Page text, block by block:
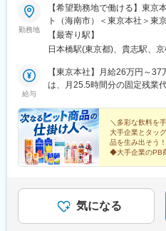
す。
富士フイルムビジネスイノベ
ネットワーク提案等で、お客
田辺営業所には営業2名、サ
女性1名が在籍しています。
■はたらき方
・年間休日123日
・定時9:00-17:30（残業20時
・未経験でも安心の手厚い研
賞与や報奨金をご準備してい
んでいただけます。
勤務地
【希望勤務地で働ける】東京
ト（海南市）＜東京本社＞
さくら通りビル2階┗東京メ
山プラント＞ 和歌山県海南市
馬県中心）を巡る研修を実施
商談や商品開発に向け、定期
【最寄り駅】
日本橋駅(東京都)、貴志駅、
給与
【東京本社】月給26万円～
は、月25.5時間分の固定残業
ます。【和歌山プラント】月
は、月25時間分の固定残業代
業代の超過分は別途支給いた
回、ステップアップシートに
賞与や昇給に還元。受注件数
る評価制度を取り入れていま
＼多彩な飲料を
大手企業とタッ
品を生み出そう！
◆大手企業のPB
気になる